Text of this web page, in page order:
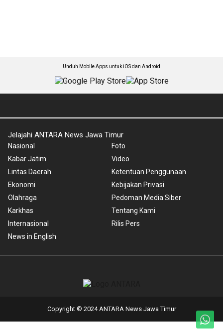
Unduh Mobile Apps untuk iOS dan Android
Jelajahi ANTARA News Jawa Timur
Nasional
Kabar Jatim
Lintas Daerah
Ekonomi
Olahraga
Karkhas
Internasional
News in English
Foto
Video
Ketentuan Penggunaan
Kebijakan Privasi
Pedoman Media Siber
Tentang Kami
Rilis Pers
Copyright © 2024 ANTARA News Jawa Timur